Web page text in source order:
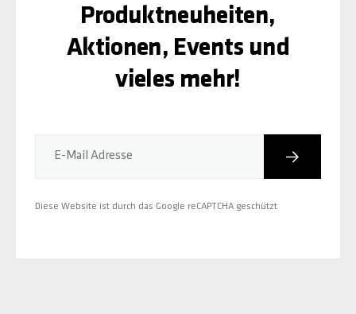
E-Mail Adresse
Diese Website ist durch das Google reCAPTCHA geschützt
Produktneuheiten,
Aktionen, Events und
vieles mehr!